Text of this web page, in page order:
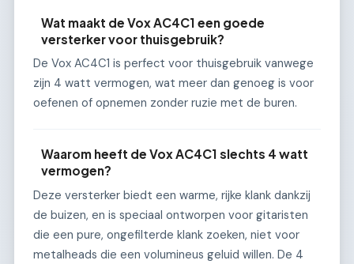
Wat maakt de Vox AC4C1 een goede
versterker voor thuisgebruik?
De Vox AC4C1 is perfect voor thuisgebruik vanwege
zijn 4 watt vermogen, wat meer dan genoeg is voor
oefenen of opnemen zonder ruzie met de buren.
Waarom heeft de Vox AC4C1 slechts 4 watt
vermogen?
Deze versterker biedt een warme, rijke klank dankzij
de buizen, en is speciaal ontworpen voor gitaristen
die een pure, ongefilterde klank zoeken, niet voor
metalheads die een volumineus geluid willen. De 4